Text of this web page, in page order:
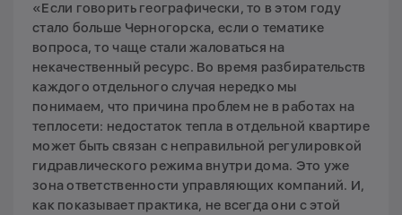
«Если говорить географически, то в этом году
стало больше Черногорска, если о тематике
вопроса, то чаще стали жаловаться на
некачественный ресурс. Во время разбирательств
каждого отдельного случая нередко мы
понимаем, что причина проблем не в работах на
теплосети: недостаток тепла в отдельной квартире
может быть связан с неправильной регулировкой
гидравлического режима внутри дома. Это уже
зона ответственности управляющих компаний. И,
как показывает практика, не всегда они с этой